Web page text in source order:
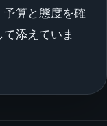
算と態度を確
添えていま